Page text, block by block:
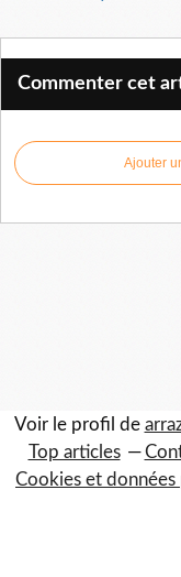
Commenter cet
Ajouter
Voir le profil de
Top articles
Cookies et données